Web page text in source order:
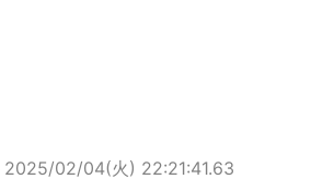
2025/02/04(火) 22:21:41.63